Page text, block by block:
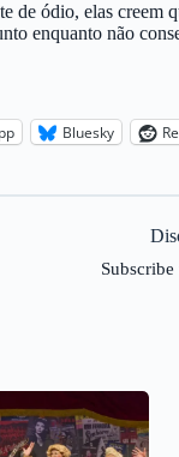
de ódio, elas
enquanto não
Bluesky